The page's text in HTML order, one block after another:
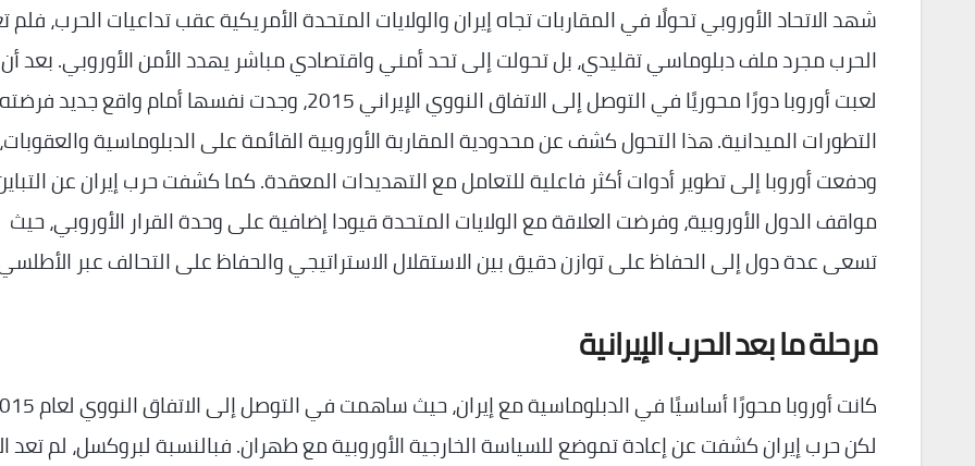
شهد الاتحاد الأوروبي تحولًا في المقاربات تجاه إيران والولايات المتحدة الأمريكية عقب تداعيات الحرب، فلم
الحرب مجرد ملف دبلوماسي تقليدي، بل تحولت إلى تحد أمني واقتصادي مباشر يهدد الأمن الأوروبي. بعد أن
لعبت أوروبا دورًا محوريًا في التوصل إلى الاتفاق النووي الإيراني 2015، وجدت نفسها أمام واقع جديد فرضته
التطورات الميدانية. هذا التحول كشف عن محدودية المقاربة الأوروبية القائمة على الدبلوماسية والعقوبات،
ودفعت أوروبا إلى تطوير أدوات أكثر فاعلية للتعامل مع التهديدات المعقدة. كما كشفت حرب إيران عن
مواقف الدول الأوروبية، وفرضت العلاقة مع الولايات المتحدة قيودا إضافية على وحدة القرار الأوروبي، حيث
تسعى عدة دول إلى الحفاظ على توازن دقيق بين الاستقلال الاستراتيجي والحفاظ على التحالف عبر
مرحلة ما بعد الحرب الإيرانية
لكن حرب إيران كشفت عن إعادة تموضع للسياسة الخارجية الأوروبية مع طهران. فبالنسبة لبروكسل، لم تعد